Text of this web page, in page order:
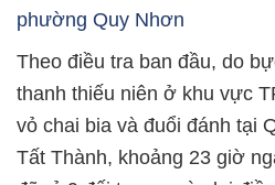
phường Quy Nhơn
Theo điều tra ban đầu, do
thanh thiếu niên ở khu vực
vỏ chai bia và đuổi đánh tại
Tất Thành, khoảng 23 giờ